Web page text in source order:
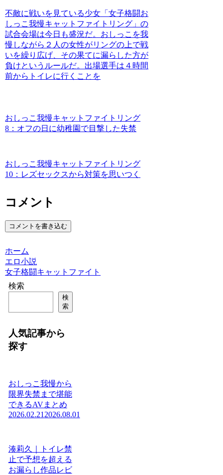
不敵に戦いを見ている少女「女子格闘お
しっこ我慢キャットファイトリング」の
試合会場は今日も盛況だ。おしっこを我
慢しながら２人の女性がリングの上で戦
いを繰り広げ、その果てに漏らした方が
負けというルールだ。出場選手は４時間
前からトイレに行くことを
おしっこ我慢キャットファイトリング
8：オフの日に幼稚園で目撃した失禁
おしっこ我慢キャットファイトリング
10：レズセックスから対策を思いつく
コメント
コメントを書き込む
ホーム
エロ小説
女子格闘キャットファイト
検索
検
索
人気記事から
探す
おしっこ我慢から
限界失禁まで堪能
できるAVまとめ
2026.02.212026.08.01
湊莉久｜トイレ禁
止で予想を超える
お漏らし作品レビ